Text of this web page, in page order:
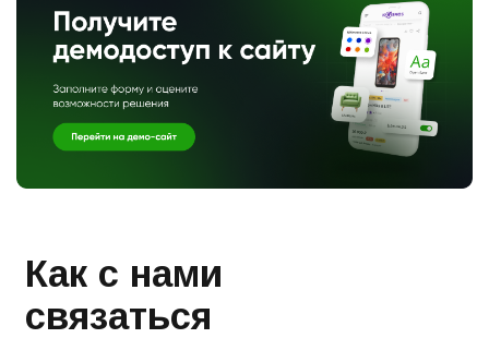
Как с нами
связаться